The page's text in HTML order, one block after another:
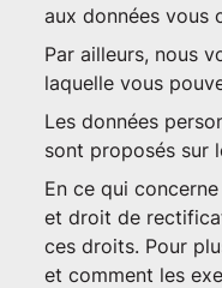
aux données vous
Par ailleurs, nous
laquelle vous
Les données
sont proposés sur
En ce qui
et droit de
ces droits. Pour
et comment les